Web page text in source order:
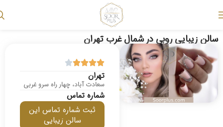
سالن زیبایی روبی در شمال غرب تهران
تهران
سعادت آباد، چهار راه سرو غربی
شماره تماس
ثبت شماره تماس این
سالن زیبایی